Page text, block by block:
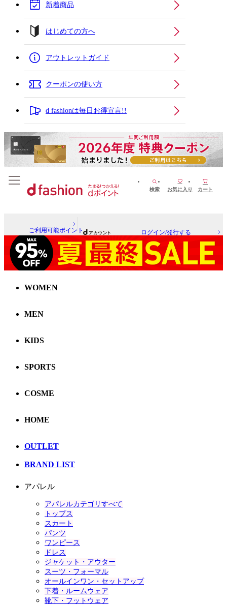
新着商品
はじめての方へ
アウトレットガイド
クーポンの使い方
d fashionは毎日お得宣言!!
検索 お気に入り カート
ご利用可能ポイント ログイン/発行する
WOMEN
MEN
KIDS
SPORTS
COSME
HOME
OUTLET
BRAND LIST
アパレル
アパレルカテゴリすべて
トップス
スカート
パンツ
ワンピース
ドレス
ジャケット・アウター
スーツ・フォーマル
オールインワン・セットアップ
下着・ルームウェア
靴下・フットウェア